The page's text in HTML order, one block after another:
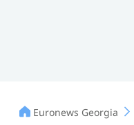
Euronews Georgia